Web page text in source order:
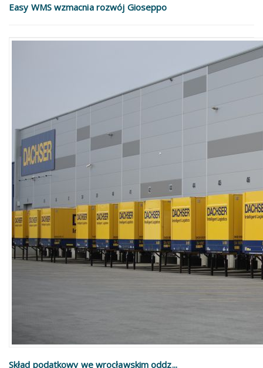
Easy WMS wzmacnia rozwój Gioseppo
Skład podatkowy we wrocławskim oddz...